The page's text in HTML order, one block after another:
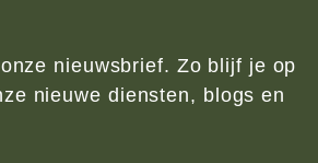
nieuwsbrief. Zo blijf je op
nieuwe diensten, blogs en